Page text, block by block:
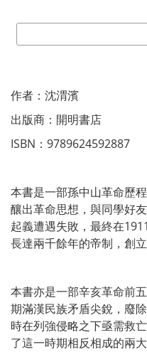
作者：沈渭濱
出版商：開明書店
ISBN：9789624592887
本書是一部孫中山革命歷
釀出革命思想，與同學好
起義遭遇失敗，最終在
長達兩千餘年的帝制，創立
本書亦是一部辛亥革命前
期滿漢民族矛盾尖銳，廢
時在列強侵略之下亟需救
了這一時期相反相成的兩大